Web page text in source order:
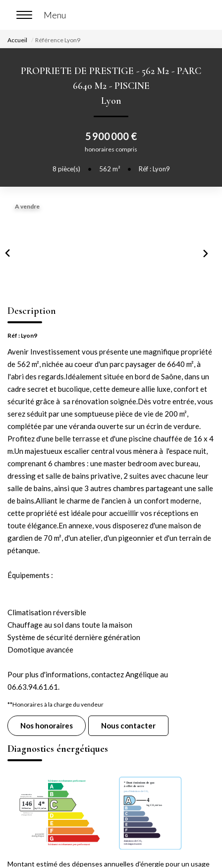
ACCUEIL
Nos biens en vente
Chasse immobilière
VENDRE
Estimer votre bien
Nos biens vendus
CONTACT
Accueil Référence Lyon9
PROPRIETE DE PRESTIGE - 562 M2 - PARC
6640 M2 - PISCINE
Lyon
5 900 000 €
honoraires compris
8 pièce(s) • 562 m² • Réf : Lyon9
A vendre
Description
Réf : Lyon9
Avenir Investissement vous présente une magnifique propriété
de 562 m², nichée au coeur d'un parc paysager de 6640 m², à
l'abri des regards.Idéalement située en bord de Saône, dans un
cadre secret et bucolique, cette demeure allie luxe, confort et
sécurité grâce à sa rénovation soignée.Dès votre entrée, vous
serez séduit par une somptueuse pièce de vie de 200 m²,
complétée par une véranda ouverte sur un écrin de verdure.
Profitez d'une belle terrasse et d'une piscine chauffée de 16 x 4
m.Un majestueux escalier central vous mènera à l'espace nuit,
comprenant 6 chambres : une master bedroom avec bureau,
dressing et salle de bains privative, 2 suites avec chacune leur
salle de bains, ainsi que 3 autres chambres partageant une salle
de bains.Alliant le charme de l'ancien à un confort moderne,
cette propriété est idéale pour accueillir vos réceptions en
toute élégance.En annexe, vous disposerez d'une maison de
gardien de 70 m², d'un atelier, d'un pigeonnier et d'un terrain de
pétanque.
Équipements :
Climatisation réversible
Chauffage au sol dans toute la maison
Système de sécurité dernière génération
Domotique avancée
Pour plus d'informations, contactez Angélique au
06.63.94.61.61.
**Honoraires à la charge du vendeur
Nos honoraires Nous contacter
Diagnostics énergétiques
Montant estimé des dépenses annuelles d'énergie pour un usage